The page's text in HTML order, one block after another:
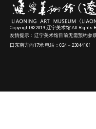
Copyright © 2019 辽宁美术馆 All Rights
友情提示：辽宁美术馆目前无需预约参
口东南方向17米 电话：024－23844181